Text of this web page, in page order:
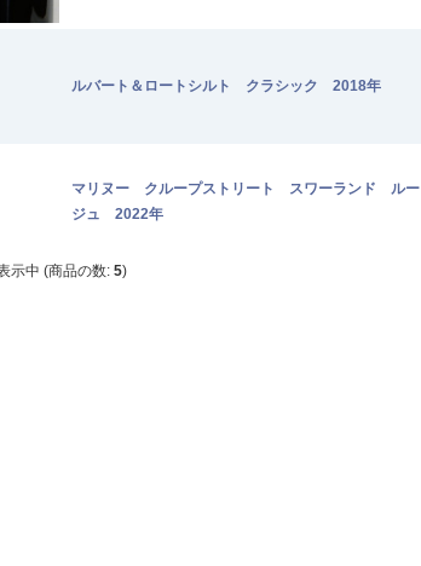
ルバート＆ロートシルト クラシック 2018年
マリヌー クループストリート スワーランド ルー
ジュ 2022年
示中 (商品の数: 5)